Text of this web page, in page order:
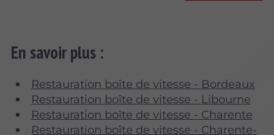
En savoir plus :
Restauration boîte de vitesse - Bordeaux
Restauration boîte de vitesse - Libourne
Restauration boîte de vitesse - Charente
Restauration boîte de vitesse - Charente-